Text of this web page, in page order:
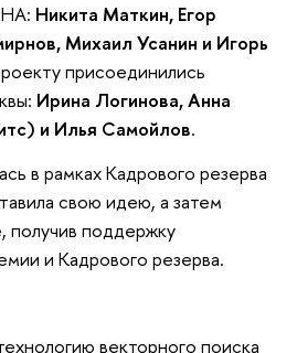
Никита Маткин, Егор
Михаил Усанин и Игорь
присоединились
Ирина Логинова, Анна
и Илья Самойлов.
в рамках Кадрового резерва
свою идею, а затем
получив поддержку
и Кадрового резерва.
векторного поиска